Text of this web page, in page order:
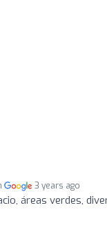
3 years ago
áreas verdes,